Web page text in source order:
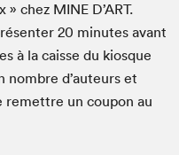
» chez MINE D’ART.
20 min­utes avant
à la caisse du kiosque
nom­bre d’auteurs et
remet­tre un coupon au